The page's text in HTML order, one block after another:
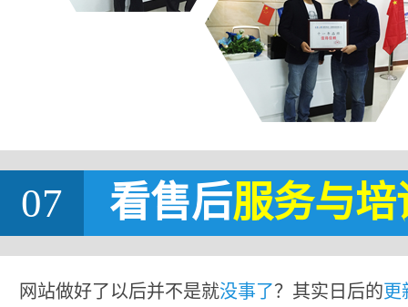
07 看售后服务与培
网站做好了以后并不是就没事了？其实日后的更